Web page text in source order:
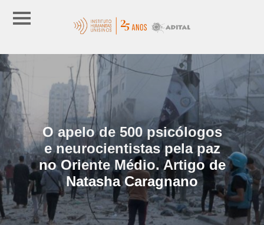
O apelo de 500 psicólogos
e neurocientistas pela paz
no Oriente Médio. Artigo de
Natasha Caragnano